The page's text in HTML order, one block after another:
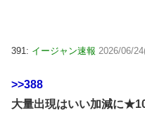
391: イージャン速報 2026/06/
>>388
大量出現はいい加減に